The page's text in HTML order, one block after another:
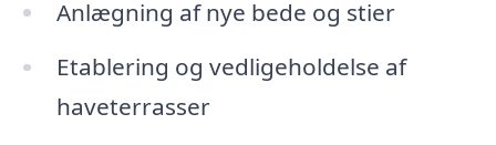
Anlægning af nye bede og stier
Etablering og vedligeholdelse af
haveterrasser